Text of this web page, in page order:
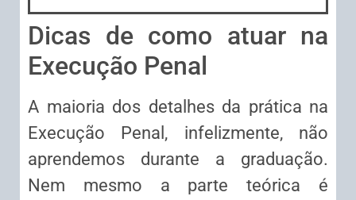
Dicas de como atuar na
Execução Penal
A maioria dos detalhes da prática na
Execução Penal, infelizmente, não
aprendemos durante a graduação.
Nem mesmo a parte teórica é